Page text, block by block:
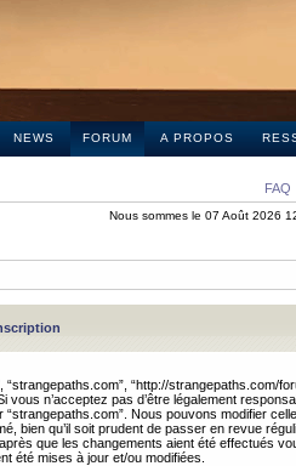
NEWS FORUM A PROPOS
FAQ
Nous sommes le 07 Août 2026
“http://strangepaths.com/
n’acceptez pas d’être légalement
Nous pouvons modifier
bien qu’il soit prudent de passer en revue
que les changements aient été effectués
été mises à jour et/ou modifiées.